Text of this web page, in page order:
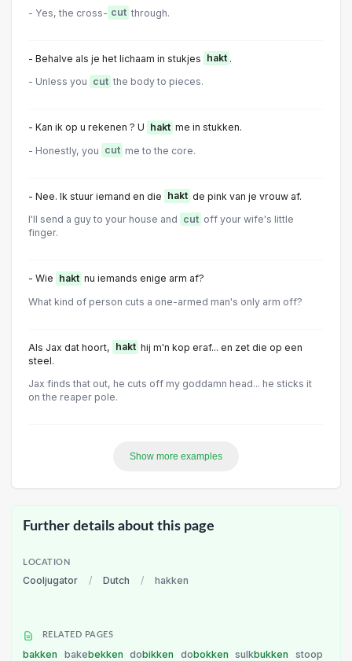
- Yes, the cross- cut through.
- Behalve als je het lichaam in stukjes hakt .
- Unless you cut the body to pieces.
- Kan ik op u rekenen ? U hakt me in stukken.
- Honestly, you cut me to the core.
- Nee. Ik stuur iemand en die hakt de pink van je vrouw af.
I'll send a guy to your house and cut off your wife's little
finger.
- Wie hakt nu iemands enige arm af?
What kind of person cuts a one-armed man's only arm off?
Als Jax dat hoort, hakt hij m'n kop eraf... en zet die op een
steel.
Jax finds that out, he cuts off my goddamn head... he sticks it
on the reaper pole.
Show more examples
Further details about this page
LOCATION
Cooljugator / Dutch / hakken
RELATED PAGES
bakken bakebekken dobikken dobokken sulkbukken
stoop